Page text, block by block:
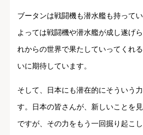
ブータンは戦闘機も潜水艦も持って
よっては戦闘機や潜水艦が成し遂げ
れからの世界で果たしていってくれ
いに期待しています。
そして、日本にも潜在的にそういう
す。日本の皆さんが、新しいことを
ですが、その力をもう一回掘り起こ